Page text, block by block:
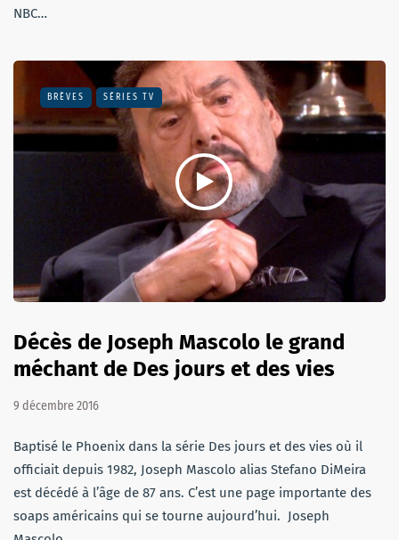
NBC…
BRÈVES SÉRIES TV
Décès de Joseph Mascolo le grand
méchant de Des jours et des vies
9 décembre 2016
Baptisé le Phoenix dans la série Des jours et des vies où il
officiait depuis 1982, Joseph Mascolo alias Stefano DiMeira
est décédé à l’âge de 87 ans. C’est une page importante des
soaps américains qui se tourne aujourd’hui. Joseph